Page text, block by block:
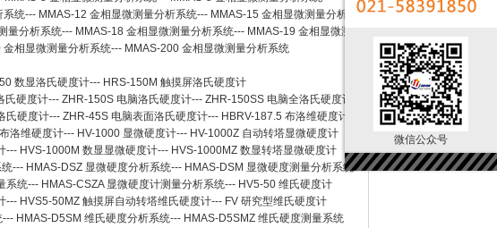
系统--- MMAS-12 金相显微测量分析系统--- MMAS-15 金相显微测量分析系
量分析系统--- MMAS-18 金相显微测量分析系统--- MMAS-19 金相显微测
金相显微测量分析系统--- MMAS-200 金相显微测量分析系统
数显洛氏硬度计--- HRS-150M 触摸屏洛氏硬度计
氏硬度计--- ZHR-150S 电脑洛氏硬度计--- ZHR-150SS 电脑全洛氏硬度计
氏硬度计--- ZHR-45S 电脑表面洛氏硬度计--- HBRV-187.5 布洛维硬度计
洛维硬度计--- HV-1000 显微硬度计--- HV-1000Z 自动转塔显微硬度计
--- HVS-1000M 数显显微硬度计--- HVS-1000MZ 数显转塔显微硬度计
统--- HMAS-DSZ 显微硬度分析系统--- HMAS-DSM 显微硬度测量分析系统
系统--- HMAS-CSZA 显微硬度计测量分析系统--- HV5-50 维氏硬度计
--- HVS5-50MZ 触摸屏自动转塔维氏硬度计--- FV 研究型维氏硬度计
--- HMAS-D5SM 维氏硬度分析系统--- HMAS-D5SMZ 维氏硬度测量系统
微信公众号